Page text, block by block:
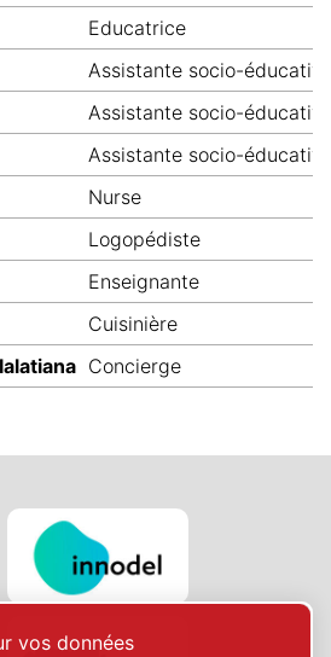
Educatrice
Assistante socio-
Assistante socio-
Assistante socio-
Nurse
Logopédiste
Enseignante
Cuisinière
Concierge
vos données